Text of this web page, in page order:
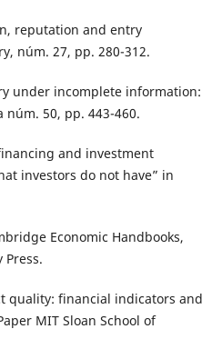
reputation and entry
núm. 27, pp. 280-312.
under incomplete information:
50, pp. 443-460.
and investment
investors do not have” in
Economic Handbooks,
quality: financial indicators and
MIT Sloan School of